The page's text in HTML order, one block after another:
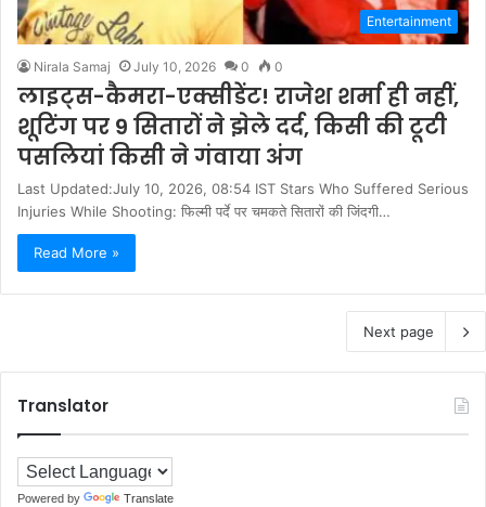
Entertainment
Nirala Samaj July 10, 2026 0 0
लाइट्स-कैमरा-एक्सीडेंट! राजेश शर्मा ही नहीं,
शूटिंग पर 9 सितारों ने झेले दर्द, किसी की टूटी
पसलियां किसी ने गंवाया अंग
Last Updated:July 10, 2026, 08:54 IST Stars Who Suffered Serious
Injuries While Shooting: फिल्मी पर्दे पर चमकते सितारों की जिंदगी…
Read More »
Next page
Translator
Powered by Translate